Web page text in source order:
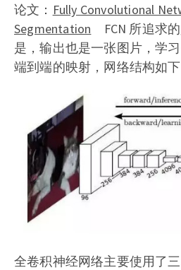
论文： Fully Convolutional
Segmentation FCN 所追求
是，输出也是一张图片，学
端到端的映射，网络结构如下
全卷积神经网络主要使用了三